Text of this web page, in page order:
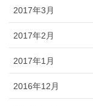
2017年3月
2017年2月
2017年1月
2016年12月